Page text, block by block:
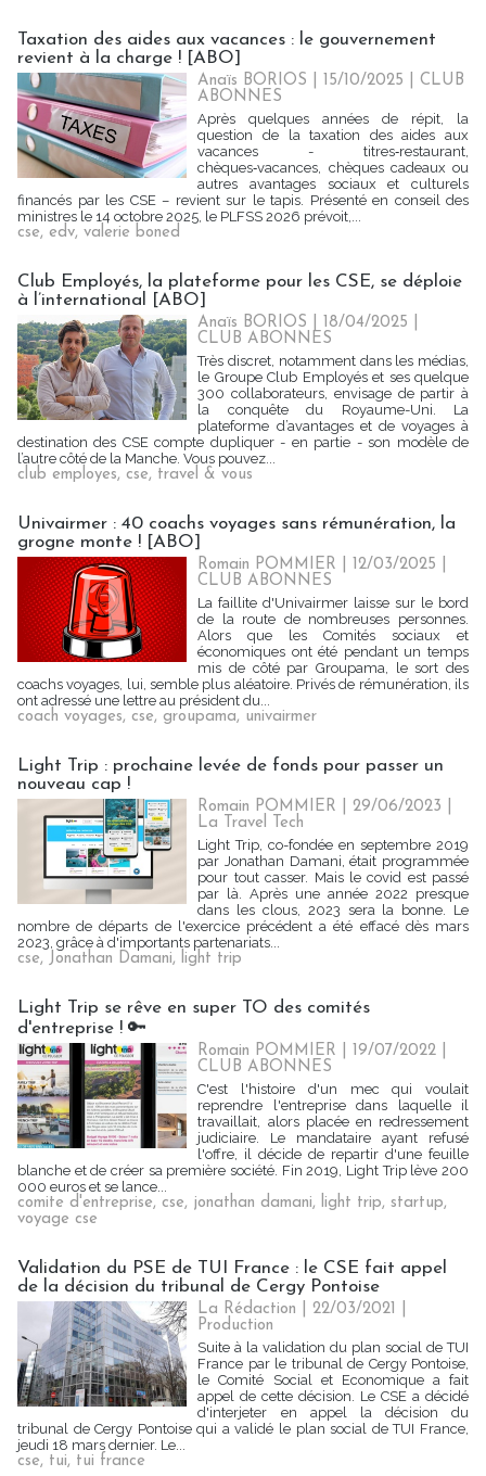
Taxation des aides aux vacances : le gouvernement
revient à la charge ! [ABO]
Anaïs BORIOS | 15/10/2025 |CLUB
ABONNES
Après quelques années de répit, la
question de la taxation des aides aux
vacances - titres‑restaurant,
chèques‑vacances, chèques cadeaux ou
autres avantages sociaux et culturels
financés par les CSE – revient sur le tapis. Présenté en conseil des
ministres le 14 octobre 2025, le PLFSS 2026 prévoit,...
cse, edv, valerie boned
Club Employés, la plateforme pour les CSE, se déploie
à l’international [ABO]
Anaïs BORIOS | 18/04/2025
CLUB ABONNES
Très discret, notamment dans les médias,
le Groupe Club Employés et ses quelque
300 collaborateurs, envisage de partir à
la conquête du Royaume-Uni. La
plateforme d’avantages et de voyages à
destination des CSE compte dupliquer - en partie - son modèle de
l’autre côté de la Manche. Vous pouvez...
club employes, cse, travel & vous
Univairmer : 40 coachs voyages sans rémunération, la
grogne monte ! [ABO]
Romain POMMIER | 12/03/2025
CLUB ABONNES
La faillite d'Univairmer laisse sur le bord
de la route de nombreuses personnes.
Alors que les Comités sociaux et
économiques ont été pendant un temps
mis de côté par Groupama, le sort des
coachs voyages, lui, semble plus aléatoire. Privés de rémunération, ils
ont adressé une lettre au président du...
coach voyages, cse, groupama, univairmer
Light Trip : prochaine levée de fonds pour passer un
nouveau cap !
Romain POMMIER | 29/06/2023
La Travel Tech
Light Trip, co-fondée en septembre 2019
par Jonathan Damani, était programmée
pour tout casser. Mais le covid est passé
par là. Après une année 2022 presque
dans les clous, 2023 sera la bonne. Le
nombre de départs de l'exercice précédent a été effacé dès mars
2023, grâce à d'importants partenariats...
cse, Jonathan Damani, light trip
Light Trip se rêve en super TO des comités
d'entreprise ! 🔑
Romain POMMIER | 19/07/2022
CLUB ABONNES
C'est l'histoire d'un mec qui voulait
reprendre l'entreprise dans laquelle il
travaillait, alors placée en redressement
judiciaire. Le mandataire ayant refusé
l'offre, il décide de repartir d'une feuille
blanche et de créer sa première société. Fin 2019, Light Trip lève 200
000 euros et se lance...
comite d'entreprise, cse, jonathan damani, light trip, startup,
voyage cse
Validation du PSE de TUI France : le CSE fait appel
de la décision du tribunal de Cergy Pontoise
La Rédaction | 22/03/2021
Production
Suite à la validation du plan social de TUI
France par le tribunal de Cergy Pontoise,
le Comité Social et Economique a fait
appel de cette décision. Le CSE a décidé
d'interjeter en appel la décision du
tribunal de Cergy Pontoise qui a validé le plan social de TUI France,
jeudi 18 mars dernier. Le...
cse, tui, tui france